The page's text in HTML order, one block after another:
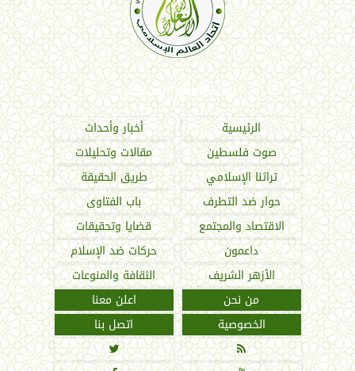
اتحاد العالم الإسلامي
الرئيسية
أخبار وأحداث
صوت فلسطين
مقالات وتحليلات
تراثنا الإسلامي
طريق الحقيقة
حوار ضد التطرف
باب الفتاوى
الاقتصاد والمجتمع
قضايا وتحقيقات
داعمون
حركات ضد الإسلام
الأزهر الشريف
الثقافة والمنوعات
من نحن
اعلن معنا
الخصوصية
اتصل بنا

